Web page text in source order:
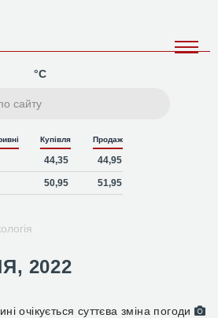
°C
Купівля Продаж
44,35 44,95
50,95 51,95
2022
очікується суттєва зміна погоди